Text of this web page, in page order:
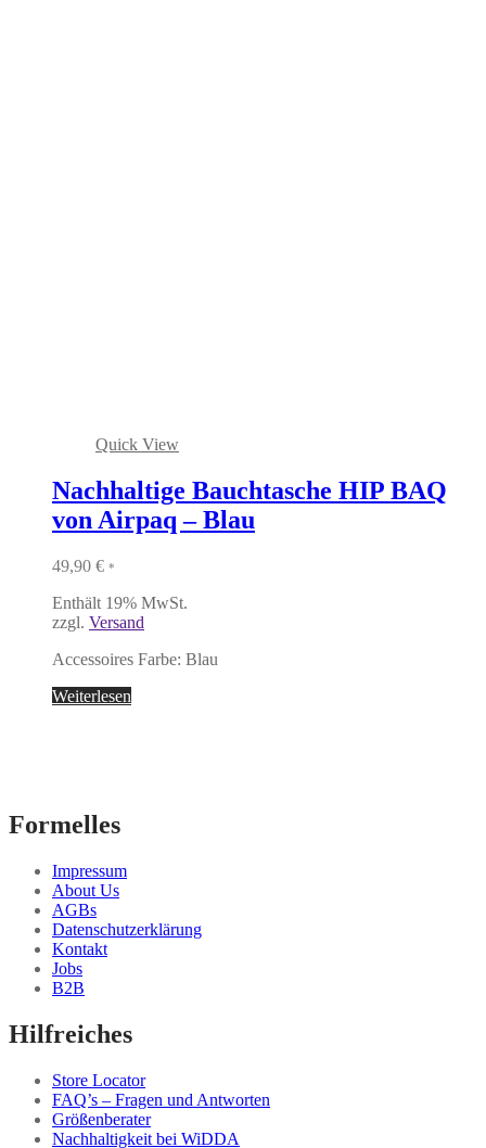
Quick View
Nachhaltige Bauchtasche HIP BAQ
von Airpaq – Blau
49,90 € *
Enthält 19% MwSt.
zzgl. Versand
Accessoires Farbe: Blau
Weiterlesen
Formelles
Impressum
About Us
AGBs
Datenschutzerklärung
Kontakt
Jobs
B2B
Hilfreiches
Store Locator
FAQ’s – Fragen und Antworten
Größenberater
Nachhaltigkeit bei WiDDA